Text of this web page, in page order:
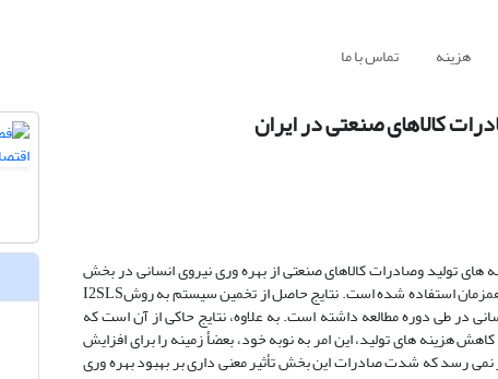
هزینه تماس با ما
کالاهای صنعتی در ایران
های تولید وصادرات کالاهای صنعتی از بهره وری نیروی انسانی در بخش
صنعت کشور است. بدین منظور، با اتکاء به آمار سری زمانی صنعت (1378-1373)، از یکث سیستم معادلات همزمان استفاده شده است. نتایج حاصل از تخمین سیستم به روشI2SLS
در طی دوره مطالعه داشته است. به علاوه، نتایج حاکی از آن است که
هزینه های تولید، این امر به نوبه خود، بعضأ زمینه را برای افزایش
نمی رسد که شدت صادرات این بخش تأثیر معنی داری بر بهبود بهره وری